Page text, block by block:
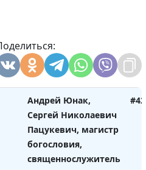
Пацукевич, магистр
богословия,
священнослужитель
Андрей Юнак,
Сергей Николаевич
Пацукевич, магистр
богословия,
священнослужитель
#421